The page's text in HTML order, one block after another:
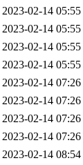
2023-02-14 05:55
2023-02-14 05:55
2023-02-14 05:55
2023-02-14 05:55
2023-02-14 07:26
2023-02-14 07:26
2023-02-14 07:26
2023-02-14 07:26
2023-02-14 08:54